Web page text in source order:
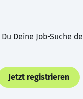
Deine Job-Suche
Jetzt registrieren